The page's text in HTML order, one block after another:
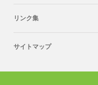
リンク集
サイトマップ